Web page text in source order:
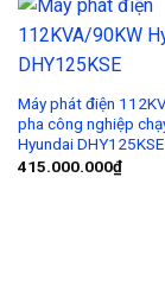
Máy phát điện
pha công nghiệp
Hyundai DHY125KSE
415.000.000₫